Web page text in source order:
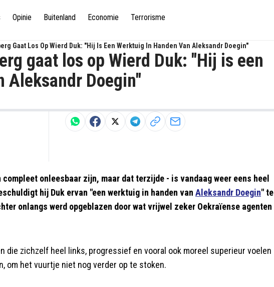
Opinie Buitenland Economie Terrorisme
Gaat Los Op Wierd Duk: "Hij Is Een Werktuig In Handen Van Aleksandr Doegin"
gaat los op Wierd Duk: "Hij is een
Aleksandr Doegin"
compleet onleesbaar zijn, maar dat terzijde - is vandaag weer eens heel
hij Duk ervan "een werktuig in handen van Aleksandr Doegin" te
onlangs werd opgeblazen door wat vrijwel zeker Oekraïense agenten
die zichzelf heel links, progressief en vooral ook moreel superieur voelen
om het vuurtje niet nog verder op te stoken.